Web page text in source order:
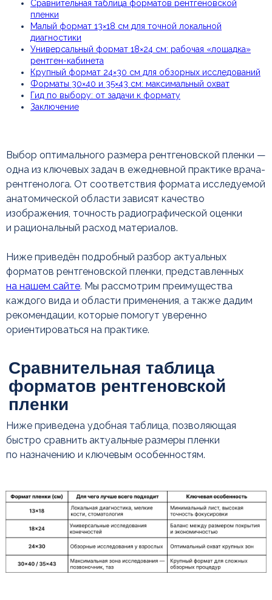
Сравнительная таблица форматов рентгеновской
пленки
Малый формат 13×18 см для точной локальной
диагностики
Универсальный формат 18×24 см: рабочая «лошадка»
рентген-кабинета
Крупный формат 24×30 см для обзорных исследований
Форматы 30×40 и 35×43 см: максимальный охват
Гид по выбору: от задачи к формату
Заключение
Выбор оптимального размера рентгеновской пленки —
одна из ключевых задач в ежедневной практике врача-
рентгенолога. От соответствия формата исследуемой
анатомической области зависят качество
изображения, точность радиографической оценки
и рациональный расход материалов.
Ниже приведён подробный разбор актуальных
форматов рентгеновской пленки, представленных
на нашем сайте. Мы рассмотрим преимущества
каждого вида и области применения, а также дадим
рекомендации, которые помогут уверенно
ориентироваться на практике.
Сравнительная таблица
форматов рентгеновской
пленки
Ниже приведена удобная таблица, позволяющая
быстро сравнить актуальные размеры пленки
по назначению и ключевым особенностям.
Малый формат 13×18
см для точной локальной
диагностики
Нажимая кнопку, вы соглашаетесь с
политикой ко
Задать вопрос